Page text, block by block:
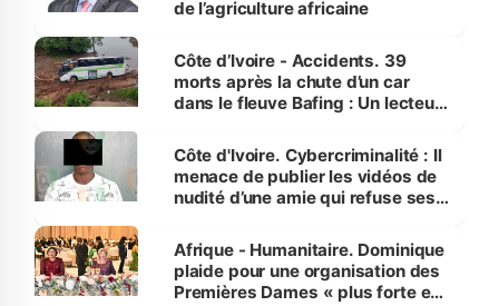
de l’agriculture africaine
Côte d’Ivoire - Accidents. 39
morts après la chute d’un car
dans le fleuve Bafing : Un lecteur
des Transports
Côte d'Ivoire. Cybercriminalité : Il
menace de publier les vidéos de
nudité d’une amie qui refuse ses
Afrique - Humanitaire. Dominique
plaide pour une organisation des
Premières Dames « plus forte et